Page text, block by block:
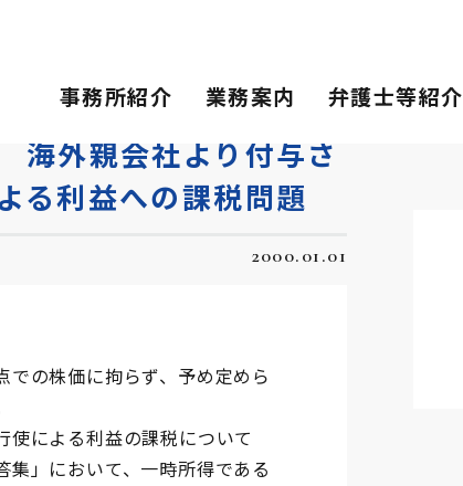
事務所紹介 業務案内 弁護士等紹介
外親会社より付与さ
る利益への課税問題
2000.01.01
の株価に拘らず、予め定めら
による利益の課税について
」において、一時所得である